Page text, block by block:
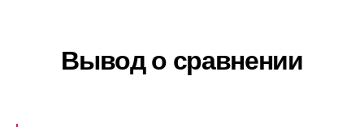
Вывод о сравнении